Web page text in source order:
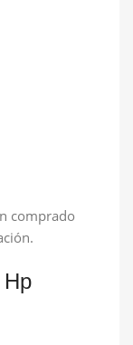
Hp
comprado